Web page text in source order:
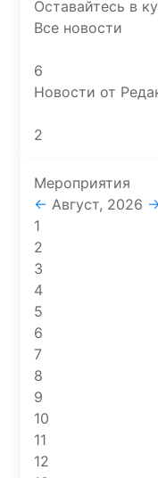
Оставайтесь в
Все новости
6
Новости от
2
Мероприятия
← Август, 2026
1
2
3
4
5
6
7
8
9
10
11
12